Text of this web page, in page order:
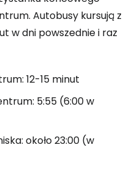
Autobusy kursują z
w dni powszednie i raz
12-15 minut
5:55 (6:00 w
około 23:00 (w